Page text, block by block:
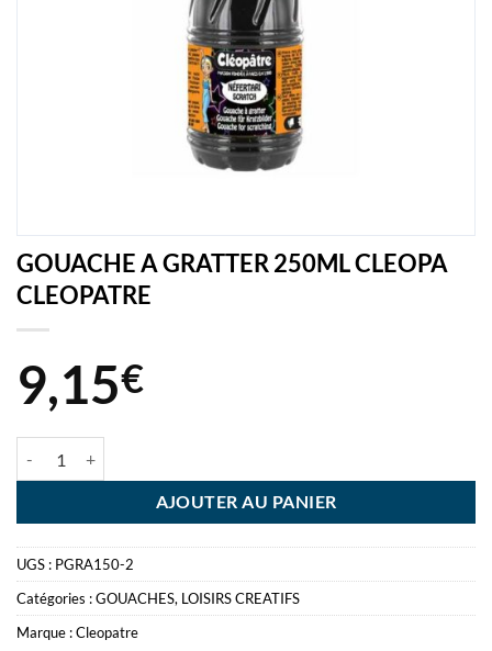
GOUACHE A GRATTER 250ML CLEOPA
CLEOPATRE
9,15€
AJOUTER AU PANIER
UGS : PGRA150-2
Catégories :GOUACHES, LOISIRS CREATIFS
Marque :Cleopatre